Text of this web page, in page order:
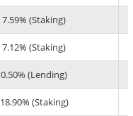
7.59% (Staking)
7.12% (Staking)
0.50% (Lending)
18.90% (Staking)